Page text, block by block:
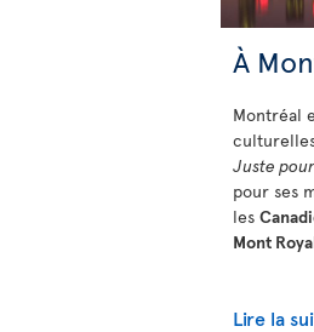
À
Montréal
Juste
pour ses
les
Mont
Lire la